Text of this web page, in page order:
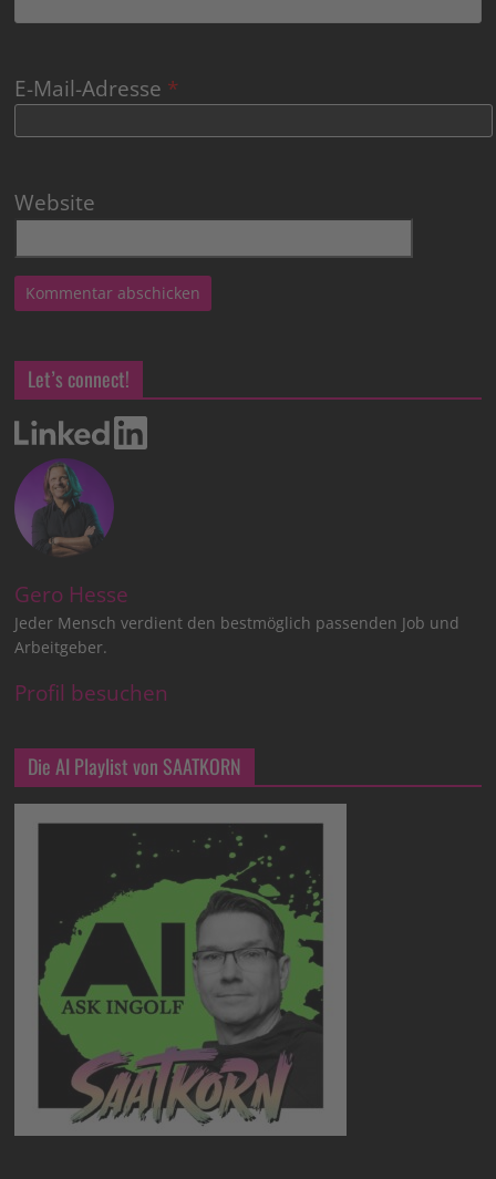
E-Mail-Adresse *
Website
Let’s connect!
Gero Hesse
Jeder Mensch verdient den bestmöglich passenden Job und
Arbeitgeber.
Profil besuchen
Die AI Playlist von SAATKORN